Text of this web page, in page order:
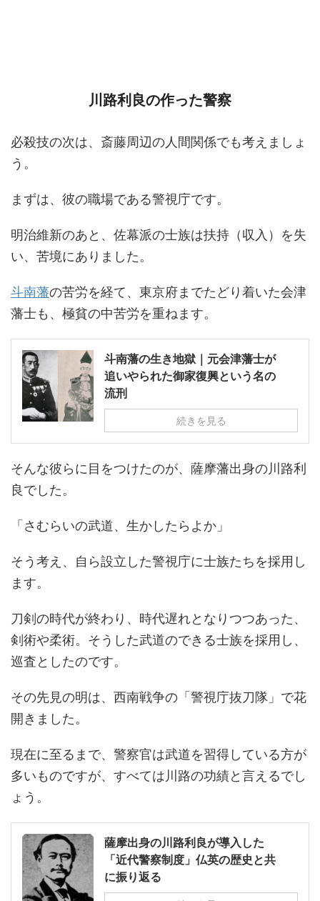
川路利良の作った警察
必殺技の次は、斎藤周辺の人間関係でも考えましょ
う。
まずは、彼の職場である警視庁です。
明治維新のあと、佐幕派の士族は扶持（収入）を失
い、苦境にありました。
斗南藩の苦労を経て、東京府までたどり着いた会津
藩士も、極貧の中苦労を重ねます。
斗南藩の生き地獄｜元会津藩士が
追いやられた御家復興という名の
流刑
続きを見る
そんな彼らに目をつけたのが、薩摩藩出身の川路利
良でした。
「さむらいの武道、生かしたらよか」
そう考え、自ら設立した警視庁に士族たちを採用し
ます。
刀剣の時代が終わり、時代遅れとなりつつあった、
剣術や柔術。そうした武道のできる士族を採用し、
巡査としたのです。
その先見の明は、西南戦争の「警視庁抜刀隊」で花
開きました。
現在に至るまで、警察官は武道を習得している方が
多いものですが、すべては川路の功績と言えるでし
ょう。
薩摩出身の川路利良が導入した
「近代警察制度」仏英の歴史と共
に振り返る